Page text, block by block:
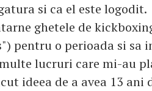
si ca el este logodit.
ghetele de
pentru o perioada si sa
lucruri care mi-au
ideea de a avea 13 ani